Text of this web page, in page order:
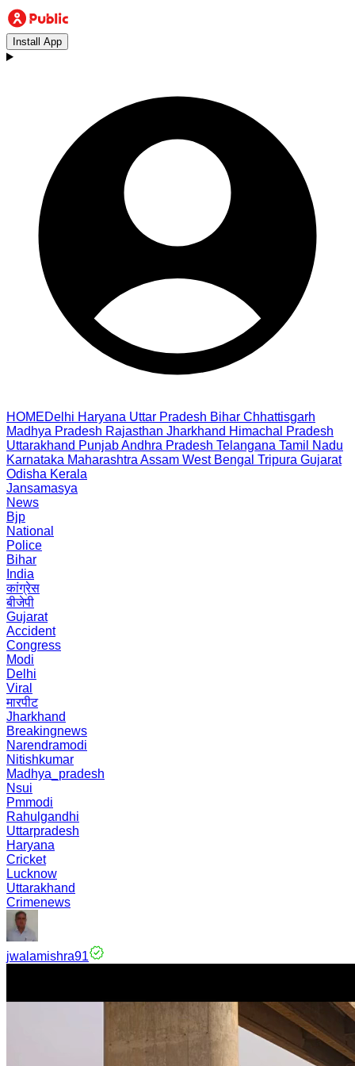
Install App
HOMEDelhi Haryana Uttar Pradesh Bihar Chhattisgarh
Madhya Pradesh Rajasthan Jharkhand Himachal Pradesh
Uttarakhand PunjabAndhra Pradesh Telangana Tamil Nadu
Karnataka Maharashtra Assam West Bengal Tripura Gujarat
Odisha Kerala
Jansamasya
News
Bjp
National
Police
Bihar
India
कांग्रेस
बीजेपी
Gujarat
Accident
Congress
Modi
Delhi
Viral
मारपीट
Jharkhand
Breakingnews
Narendramodi
Nitishkumar
Madhya_pradesh
Nsui
Pmmodi
Rahulgandhi
Uttarpradesh
Haryana
Cricket
Lucknow
Uttarakhand
Crimenews
jwalamishra91